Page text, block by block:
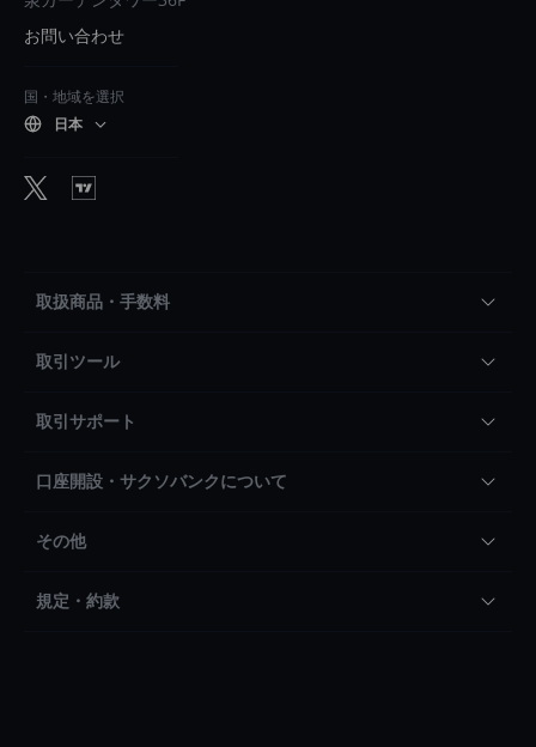
お問い合わせ
国・地域を選択
日本
取扱商品・手数料
取引ツール
取引サポート
口座開設・サクソバンクについて
その他
規定・約款